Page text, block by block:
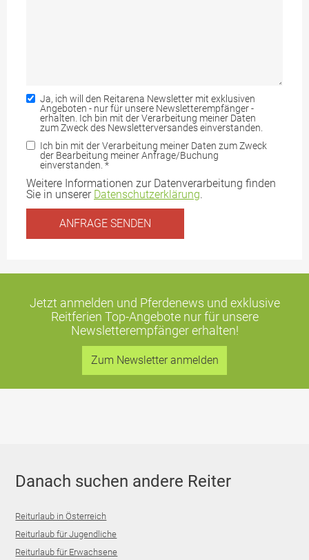
Ja, ich will den Reitarena Newsletter mit exklusiven
Angeboten - nur für unsere Newsletterempfänger -
erhalten. Ich bin mit der Verarbeitung meiner Daten
zum Zweck des Newsletterversandes einverstanden.
Ich bin mit der Verarbeitung meiner Daten zum Zweck
der Bearbeitung meiner Anfrage/Buchung
einverstanden. *
Weitere Informationen zur Datenverarbeitung finden
Sie in unserer Datenschutzerklärung.
Jetzt anmelden und Pferdenews und exklusive
Reitferien Top-Angebotenur für unsere
Newsletterempfänger erhalten!
Zum Newsletter anmelden
Danach suchen andere Reiter
Reiturlaub in Österreich
Reiturlaub für Jugendliche
Reiturlaub für Erwachsene